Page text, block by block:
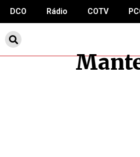
DCO Rádio COTV